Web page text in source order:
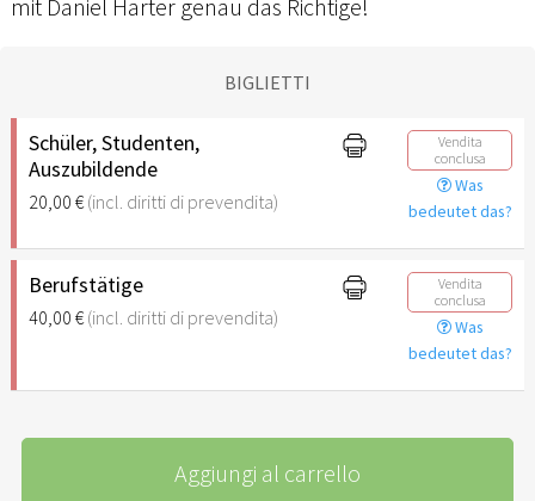
mit Daniel Harter genau das Richtige!
BIGLIETTI
Schüler, Studenten,
Auszubildende
20,00 €(incl. diritti di prevendita)
Vendita
conclusa
Was
bedeutet das?
Berufstätige
40,00 €(incl. diritti di prevendita)
Vendita
conclusa
Was
bedeutet das?
Aggiungi al carrello